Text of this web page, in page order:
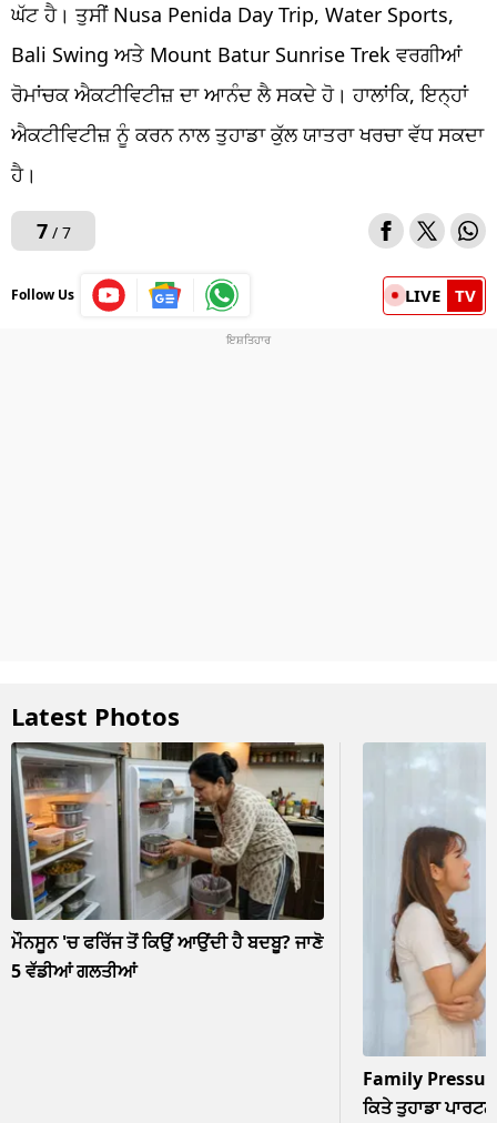
ਘੱਟ ਹੈ। ਤੁਸੀਂ Nusa Penida Day Trip, Water Sports,
Bali Swing ਅਤੇ Mount Batur Sunrise Trek ਵਰਗੀਆਂ
ਰੋਮਾਂਚਕ ਐਕਟੀਵਿਟੀਜ਼ ਦਾ ਆਨੰਦ ਲੈ ਸਕਦੇ ਹੋ। ਹਾਲਾਂਕਿ, ਇਨ੍ਹਾਂ
ਐਕਟੀਵਿਟੀਜ਼ ਨੂੰ ਕਰਨ ਨਾਲ ਤੁਹਾਡਾ ਕੁੱਲ ਯਾਤਰਾ ਖਰਚਾ ਵੱਧ ਸਕਦਾ
ਹੈ।
7/ 7
Follow Us LIVE TV
Latest Photos
ਮੌਨਸੂਨ 'ਚ ਫਰਿੱਜ ਤੋਂ ਕਿਉਂ ਆਉਂਦੀ ਹੈ ਬਦਬੂ? ਜਾਣੋ
5 ਵੱਡੀਆਂ ਗਲਤੀਆਂ
Family
ਕਿਤੇ ਤੁਹਾਡਾ